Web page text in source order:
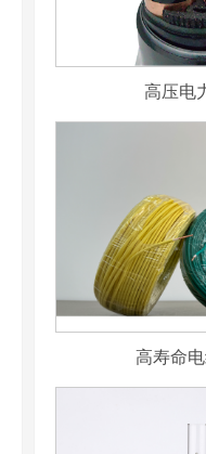
高压电
高寿命